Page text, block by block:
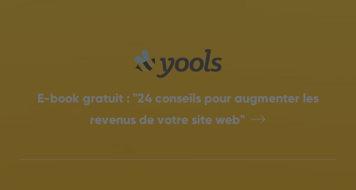
E-book gratuit : "24 conseils pour augmenter les
revenus de votre site web"